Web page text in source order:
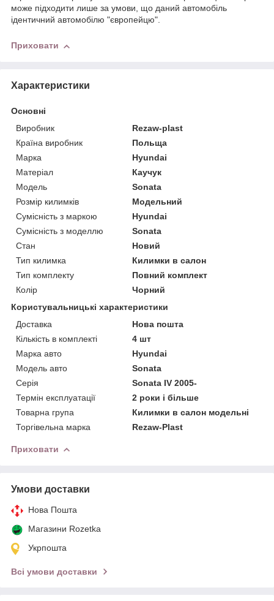
може підходити лише за умови, що даний автомобіль
ідентичний автомобілю "європейцю".
Приховати
Характеристики
Основні
Виробник
Rezaw-plast
Країна виробник
Польща
Марка
Hyundai
Матеріал
Каучук
Модель
Sonata
Розмір килимків
Модельний
Сумісність з маркою
Hyundai
Сумісність з моделлю
Sonata
Стан
Новий
Тип килимка
Килимки в салон
Тип комплекту
Повний комплект
Колір
Чорний
Користувальницькі характеристики
Доставка
Нова пошта
Кількість в комплекті
4 шт
Марка авто
Hyundai
Модель авто
Sonata
Серія
Sonata IV 2005-
Термін експлуатації
2 роки і більше
Товарна група
Килимки в салон модельні
Торгівельна марка
Rezaw-Plast
Приховати
Умови доставки
Нова Пошта
Магазини Rozetka
Укрпошта
Всі умови доставки